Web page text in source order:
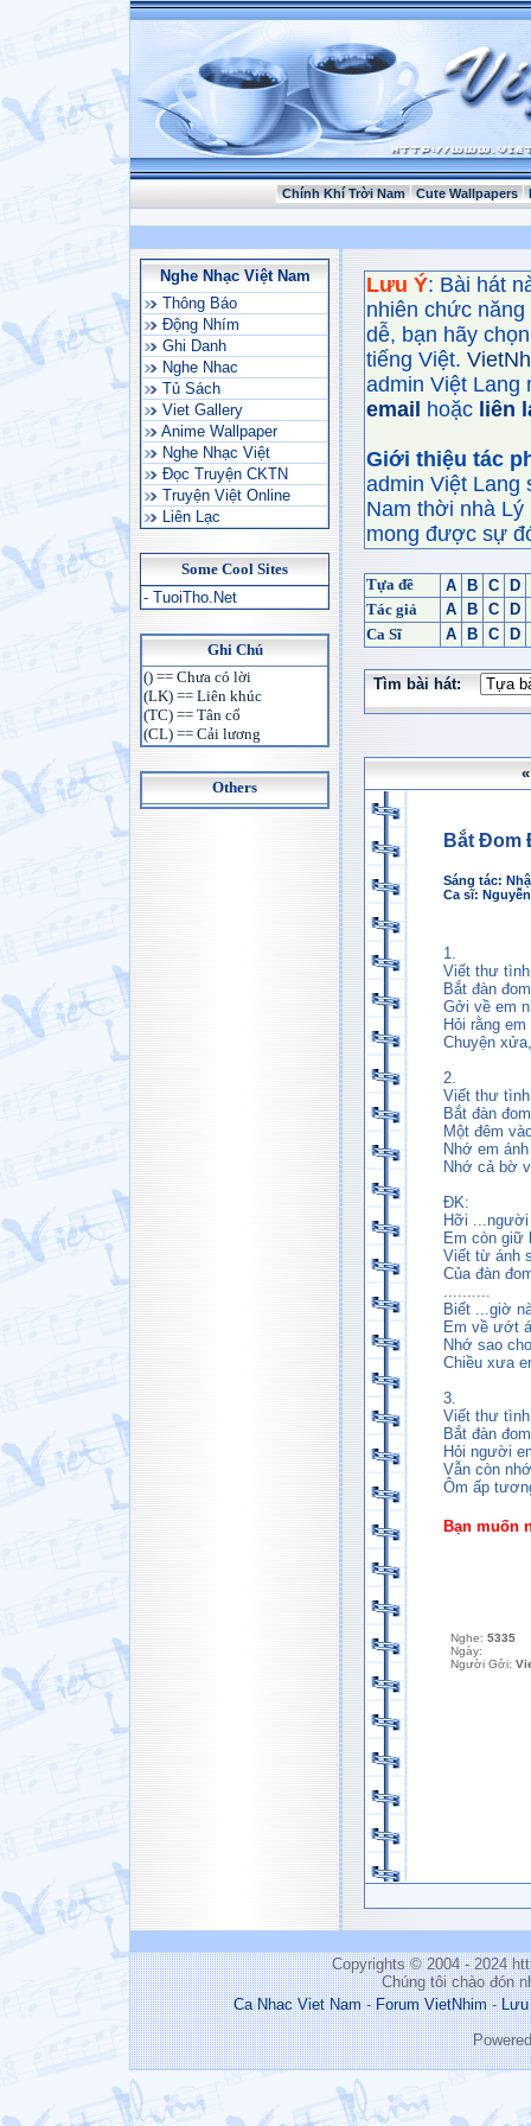
Chính Khí Trời Nam Cute Wallpapers
Nghe Nhạc Việt Nam
Thông Báo
Động Nhím
Ghi Danh
Nghe Nhac
Tủ Sách
Viet Gallery
Anime Wallpaper
Nghe Nhạc Việt
Đọc Truyện CKTN
Truyện Việt Online
Liên Lạc
Some Cool Sites
- TuoiTho.Net
Ghi Chú
() == Chưa có lời
(LK) == Liên khúc
(TC) == Tân cổ
(CL) == Cải lương
Others
Lưu Ý: Bài hát
nhiên chức
dễ, bạn hãy
tiếng Việt.
admin Việt Lang
email
hoặc liên
Giới thiệu tác
admin Việt Lang
Nam thời nhà
mong được sự
Tựa đề A B C
D
Tác giả
A B C
D
Ca Sĩ
A B C D
Tìm bài hát:
Bắt Đom
Sáng tác:
Ca sĩ:
1.
Viết thư tình
Bắt đàn
Gởi về em
Hỏi rằng
Chuyện
2.
Viết thư tình
Bắt đàn
Một đêm
Nhớ em
Nhớ cả bờ
ĐK:
Hỡi ...người
Em còn giữ
Viết từ ánh
Của đàn
..........
Biết ...giờ
Em về ướt
Nhớ sao
Chiều xưa
3.
Viết thư tình
Bắt đàn
Hỏi người
Vẫn còn
Ôm ấp
Bạn muốn
Nghe: 5335
Ngày:
Người Gởi:
Copyrights © 2004 - 2024
Chúng tôi chào đón
Ca Nhac Viet Nam-Forum VietNhim-